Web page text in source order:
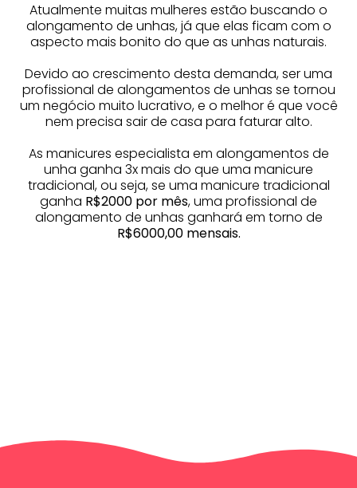
Atualmente muitas mulheres estão buscando o
alongamento de unhas, já que elas ficam com o
aspecto mais bonito do que as unhas naturais.
Devido ao crescimento desta demanda, ser uma
profissional de alongamentos de unhas se tornou
um negócio muito lucrativo, e o melhor é que você
nem precisa sair de casa para faturar alto.
As manicures especialista em alongamentos de
unha ganha 3x mais do que uma manicure
tradicional, ou seja, se uma manicure tradicional
ganha R$2000 por mês, uma profissional de
alongamento de unhas ganhará em torno de
R$6000,00 mensais.